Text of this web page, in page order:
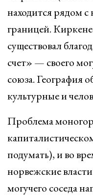
находится рядом
границей.
существовал
счет» — своего
союза. География
культурные и
Проблема
подумать), и во
норвежские
могучего соседа